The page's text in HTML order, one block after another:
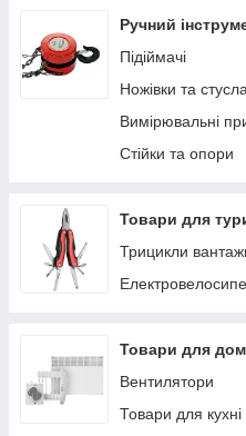
Ручний
Підіймачі
Ножівки та стусла
Вимірювальні
Стійки та опори
Товари для
Трицикли
Товари для
Вентилятори
Товари для кухні